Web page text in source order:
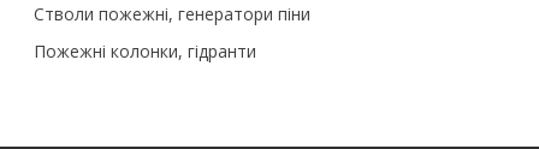
Стволи пожежні, генератори піни
Пожежні колонки, гідранти